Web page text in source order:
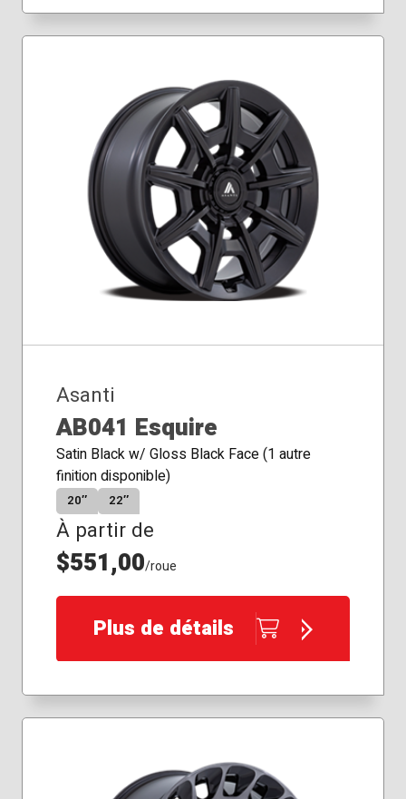
Asanti
AB041 Esquire
Satin Black w/ Gloss Black Face (1 autre
finition disponible)
20″ 22″
À partir de
$551,00/roue
Plus de détails